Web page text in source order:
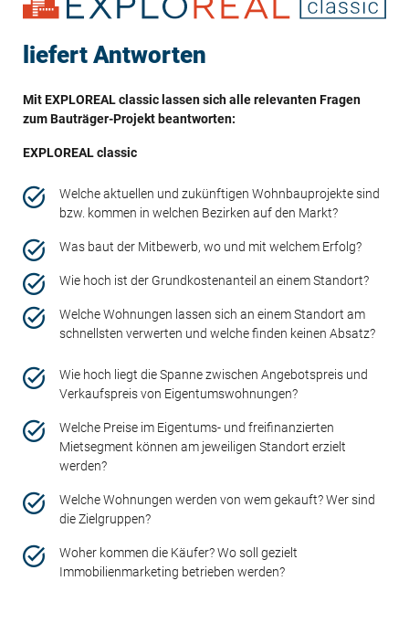
liefert Antworten
Mit EXPLOREAL classic lassen sich alle relevanten Fragen
zum Bauträger-Projekt beantworten:
EXPLOREAL classic
Welche aktuellen und zukünftigen Wohnbauprojekte sind
bzw. kommen in welchen Bezirken auf den Markt?
Was baut der Mitbewerb, wo und mit welchem Erfolg?
Wie hoch ist der Grundkostenanteil an einem Standort?
Welche Wohnungen lassen sich an einem Standort am
schnellsten verwerten und welche finden keinen Absatz?
Wie hoch liegt die Spanne zwischen Angebotspreis und
Verkaufspreis von Eigentumswohnungen?
Welche Preise im Eigentums- und freifinanzierten
Mietsegment können am jeweiligen Standort erzielt
werden?
Welche Wohnungen werden von wem gekauft? Wer sind
die Zielgruppen?
Woher kommen die Käufer? Wo soll gezielt
Immobilienmarketing betrieben werden?